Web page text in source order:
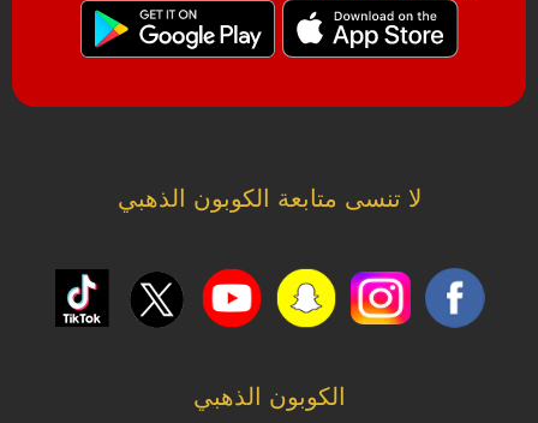
لا تنسى متابعة الكوبون الذهبي
الكوبون الذهبي